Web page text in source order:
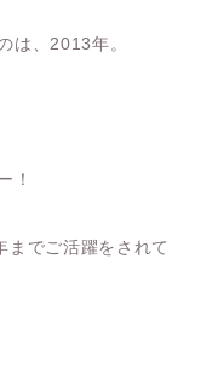
は、2013年。
！
でご活躍をされて